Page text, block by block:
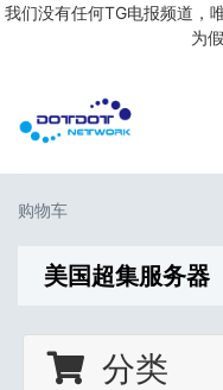
我们没有任何TG电报频道
为
购物车
美国超集服务器
分类